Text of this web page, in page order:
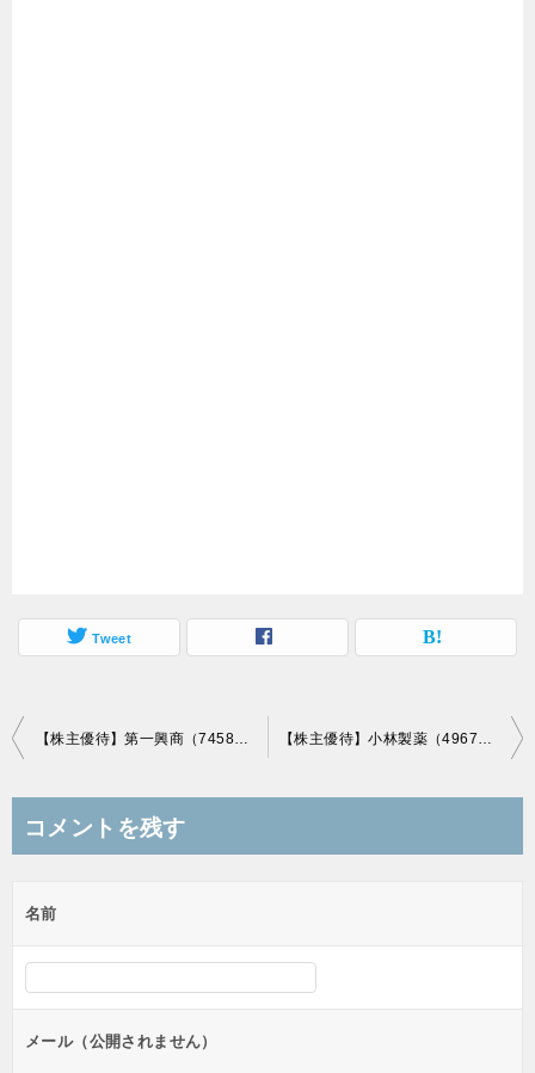
Tweet
投
ビ
ー
シ
ン
【株主優待】第一興商（7458）の優待到着！優待券（500円券）10枚！ 【株主優待】小林製薬（4967）の優待到着！5,000円相当の自社製品詰め合わせセット！
コメントを残す
名前
メール（公開されません）